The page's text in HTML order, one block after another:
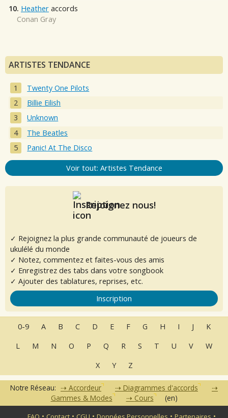
10. Heather accords
Conan Gray
ARTISTES TENDANCE
Twenty One Pilots
Billie Eilish
Unknown
The Beatles
Panic! At The Disco
Voir tout: Artistes Tendance
Rejoignez nous!
✓ Rejoignez la plus grande communauté de joueurs de
ukulélé du monde
✓ Notez, commentez et faites-vous des amis
✓ Enregistrez des tabs dans votre songbook
✓ Ajouter des tablatures, reprises, etc.
Inscription
0-9 A B C D E F G H I J
K
L
M N O P Q R S T U V
W
X
Y Z
Notre Réseau: Accordeur
Diagrammes d'accords
Gammes & Modes
Cours (en)